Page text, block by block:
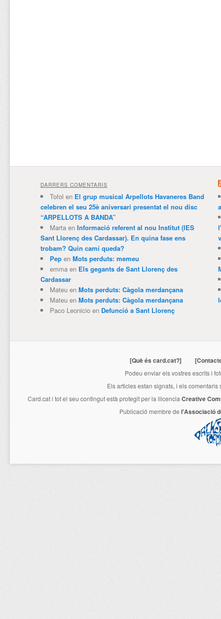
DARRERS COMENTARIS
Tofol en El grup musical Arpellots Havaneres Band
celebren el seu 25è aniversari presentat el nou disc
“ARPELLOTS A BANDA”
Martaen Informació referent al nou Institut (IES
Sant Llorenç des Cardassar). En quina fase ens
trobam? Quin camí queda?
Pepen Mots perduts: memeu
emmaen Els gegants de Sant Llorenç des
Cardassar
Mateuen Mots perduts: Càgola merdançana
Mateuen Mots perduts: Càgola merdançana
Paco Leonicioen Defunció a Sant Llorenç
[Què és card.cat?]
Podeu enviar els vostres escrits i
Els articles estan signats, i els
Card.cati tot el seu contingut està protegit per la llicencia Creative
Publicació membre de l'Associació